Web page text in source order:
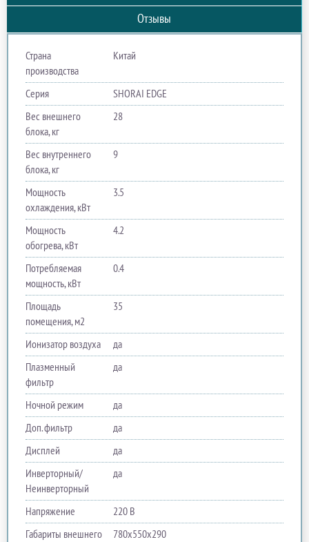
Отзывы
Страна
производства
Китай
Серия
SHORAI EDGE
Вес внешнего
блока, кг
28
Вес внутреннего
блока, кг
9
Мощность
охлаждения, кВт
3.5
Мощность
обогрева, кВт
4.2
Потребляемая
мощность, кВт
0.4
Площадь
помещения, м2
35
Ионизатор воздуха
да
Плазменный
фильтр
да
Ночной режим
да
Доп. фильтр
да
Дисплей
да
Инверторный/
Неинверторный
да
Напряжение
220 В
Габариты внешнего
780х550х290